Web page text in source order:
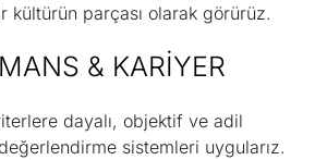
kültürün parçası olarak görürüz.
& KARIYER
dayalı, objektif ve adil
sistemleri uygularız.